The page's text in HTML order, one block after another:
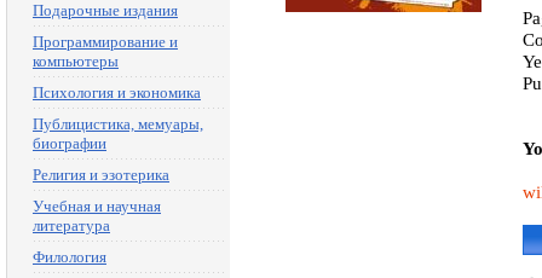
Подарочные издания
Программирование и
компьютеры
Психология и экономика
Публицистика, мемуары,
биографии
Религия и эзотерика
Учебная и научная
литература
Филология